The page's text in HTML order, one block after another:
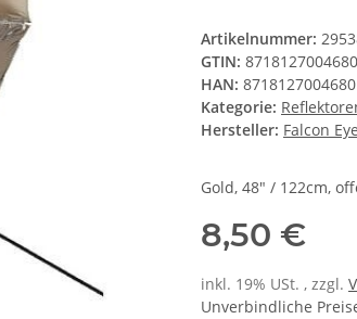
Artikelnummer:
GTIN: 8718127004680
HAN: 8718127004680
Kategorie:
Hersteller: Falcon
Gold, 48" / 122cm,
8,50 €
inkl. 19% USt. , zzgl.
Unverbindliche